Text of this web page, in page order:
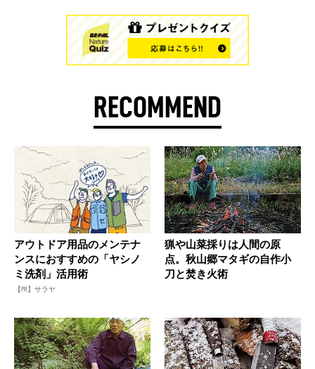
RECOMMEND
アウトドア用品のメンテナ
ンスにおすすめの「ヤシノ
ミ洗剤」活用術
【PR】サラヤ
猟や山菜採りは人間の原
点。秋山郷マタギの自作小
刀と焚き火術